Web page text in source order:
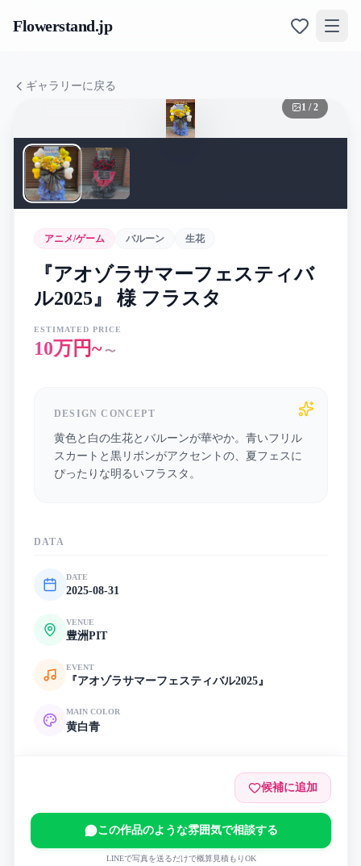
Flowerstand.jp
ギャラリーに戻る
1 /2
アニメ/ゲーム バルーン 生花
『アオゾラサマーフェスティバ
ル2025』 様 フラスタ
ESTIMATED PRICE
10万円~ 〜
DESIGN CONCEPT
黄色と白の生花とバルーンが華やか。青いフリル
スカートと黒リボンがアクセントの、夏フェスに
ぴったりな明るいフラスタ。
DATA
DATE
2025-08-31
VENUE
豊洲PIT
EVENT
『アオゾラサマーフェスティバル2025』
MAIN COLOR
黄白青
候補に追加
この作品のような雰囲気で相談する
LINEで写真を送るだけで概算見積もりOK